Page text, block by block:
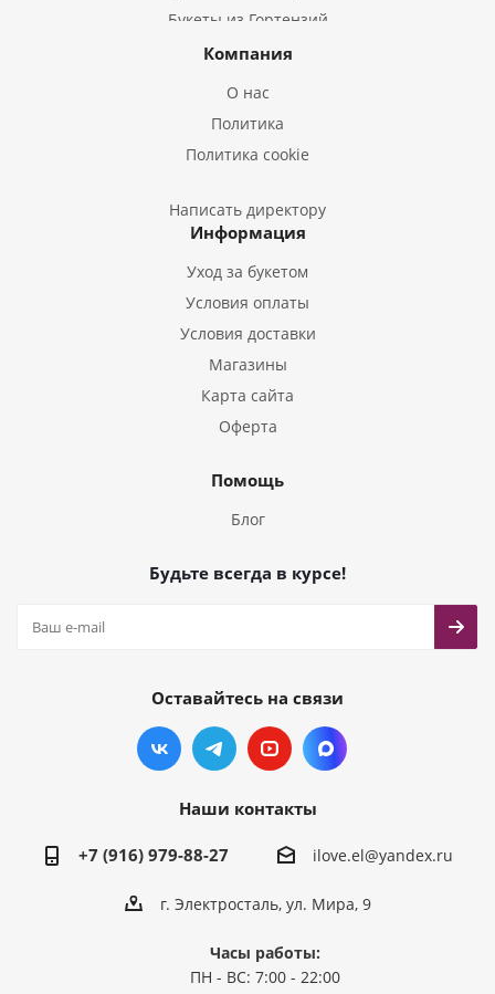
Букеты из Гортензий
Букеты из Ирисов
Букеты из Эустом
Букеты из Гладиолусов
Букеты из Тюльпанов
Компания
О нас
Политика
Политика cookie
Написать директору
Информация
Уход за букетом
Условия оплаты
Условия доставки
Магазины
Карта сайта
Оферта
Помощь
Блог
Будьте всегда в курсе!
Оставайтесь на связи
Наши контакты
+7 (916) 979-88-27 ilove.el@yandex.ru
г. Электросталь, ул. Мира, 9
Часы работы:
ПН - ВС: 7:00 - 22:00